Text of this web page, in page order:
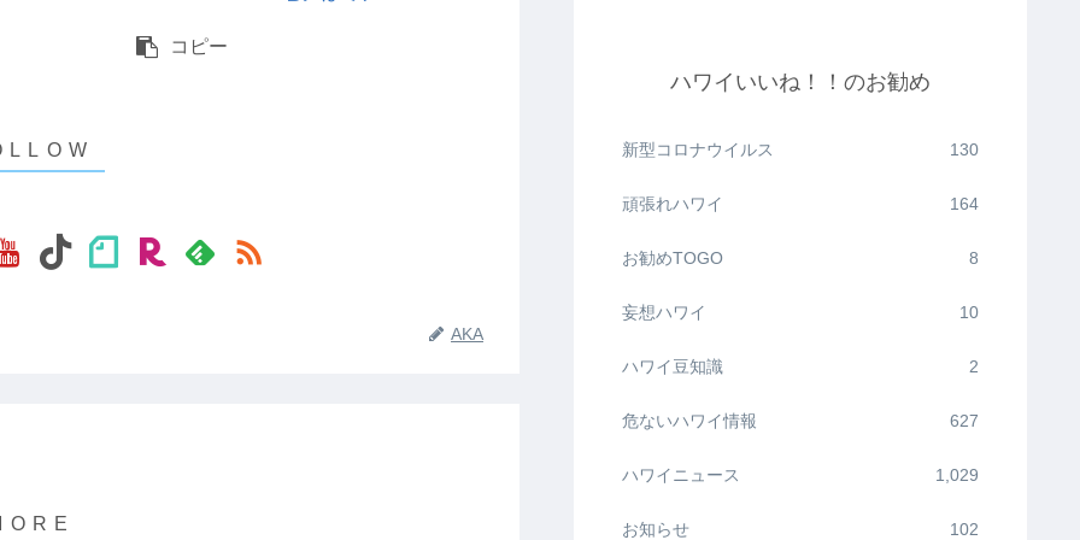
コピー
AKA
ハワイいいね！！のお勧め
新型コロナウイルス 130
頑張れハワイ 164
お勧めTOGO 8
妄想ハワイ 10
ハワイ豆知識 2
危ないハワイ情報 627
ハワイニュース 1,029
お知らせ 102